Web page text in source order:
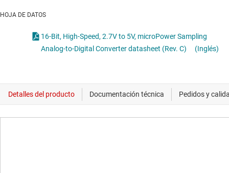
HOJA DE DATOS
16-Bit, High-Speed, 2.7V to 5V, microPower Sampling
Analog-to-Digital Converter datasheet (Rev. C)
(Inglés)